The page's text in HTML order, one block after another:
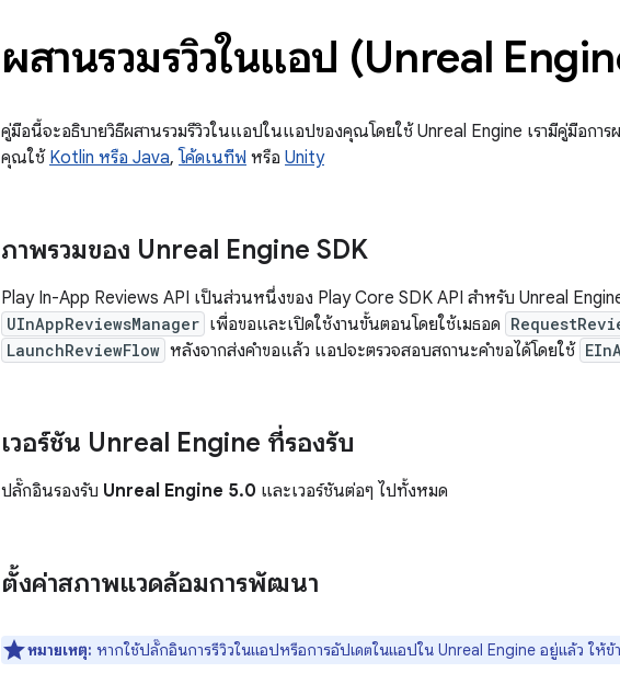
ผสานรวมรีวิวในแอป (Unreal
คู่มือนี้จะอธิบายวิธีผสานรวมรีวิวในแอปในแอปของคุณโดยใช้ Unreal Engine เรามีคู่มือกา
คุณใช้ Kotlin หรือ Java, โค้ดเนทีฟ หรือ Unity
ภาพรวมของ Unreal Engine SDK
Play In-App Reviews API เป็นส่วนหนึ่งของ Play Core SDK API สําหรับ Unreal
UInAppReviewsManager เพื่อขอและเปิดใช้งานขั้นตอนโดยใช้เมธอด
LaunchReviewFlow หลังจากส่งคำขอแล้ว แอปจะตรวจสอบสถานะคำขอได้โดยใช้
เวอร์ชัน Unreal Engine ที่รองรับ
ปลั๊กอินรองรับ Unreal Engine 5.0 และเวอร์ชันต่อๆ ไปทั้งหมด
ตั้งค่าสภาพแวดล้อมการพัฒนา
หมายเหตุ: หากใช้ปลั๊กอินการรีวิวในแอปหรือการอัปเดตในแอปใน Unreal Engine อยู่แล้ว ให้